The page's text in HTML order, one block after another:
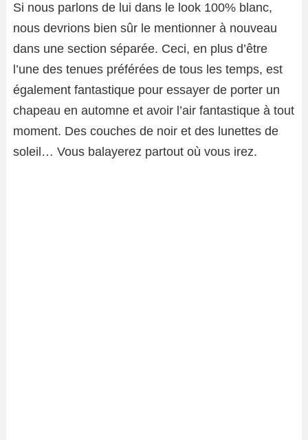
Si nous parlons de lui dans le look 100% blanc,
nous devrions bien sûr le mentionner à nouveau
dans une section séparée. Ceci, en plus d’être
l’une des tenues préférées de tous les temps, est
également fantastique pour essayer de porter un
chapeau en automne et avoir l’air fantastique à tout
moment. Des couches de noir et des lunettes de
soleil… Vous balayerez partout où vous irez.